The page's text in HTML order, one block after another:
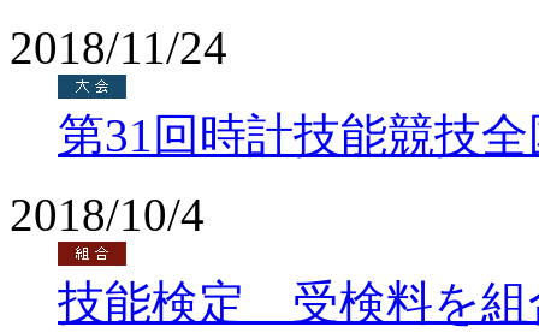
2018/11/24
第31回時計技能競技
2018/10/4
技能検定 受検料を組